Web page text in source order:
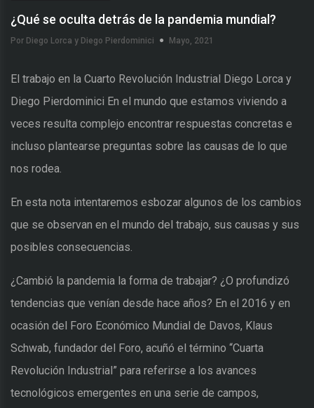
¿Qué se oculta detrás de la pandemia mundial?
Por Diego Lorca y Diego Pierdominici Mayo, 2021
El trabajo en la Cuarto Revolución Industrial Diego Lorca y
Diego Pierdominici En el mundo que estamos viviendo a
veces resulta complejo encontrar respuestas concretas e
incluso plantearse preguntas sobre las causas de lo que
nos rodea.
En esta nota intentaremos esbozar algunos de los cambios
que se observan en el mundo del trabajo, sus causas y sus
posibles consecuencias.
¿Cambió la pandemia la forma de trabajar? ¿O profundizó
tendencias que venían desde hace años? En el 2016 y en
ocasión del Foro Económico Mundial de Davos, Klaus
Schwab, fundador del Foro, acuñó el término “Cuarta
Revolución Industrial” para referirse a los avances
tecnológicos emergentes en una serie de campos,